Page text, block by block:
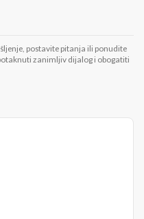
postavite pitanja ili ponudite
zanimljiv dijalog i obogatiti